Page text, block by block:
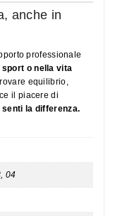
anche in
professionale
o nella vita
equilibrio,
il piacere di
senti la differenza.
04